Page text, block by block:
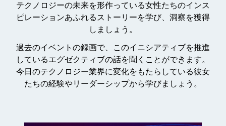
テクノロジーの未来を形作っている女性たちのインス
ピレーションあふれるストーリーを学び、洞察を獲得
しましょう。
過去のイベントの録画で、このイニシアティブを推進
しているエグゼクティブの話を聞くことができます。
今日のテクノロジー業界に変化をもたらしている彼女
たちの経験やリーダーシップから学びましょう。